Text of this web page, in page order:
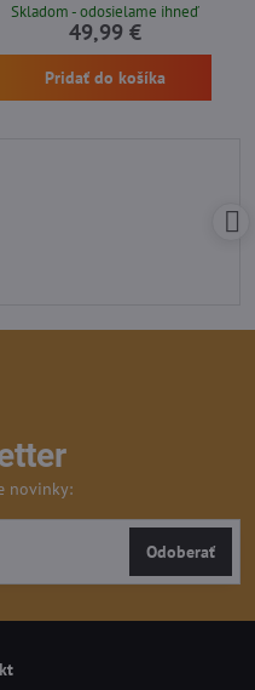
Skladom - odosielame ihneď
49,99 €
Pridať do košíka
novinky:
Odoberať